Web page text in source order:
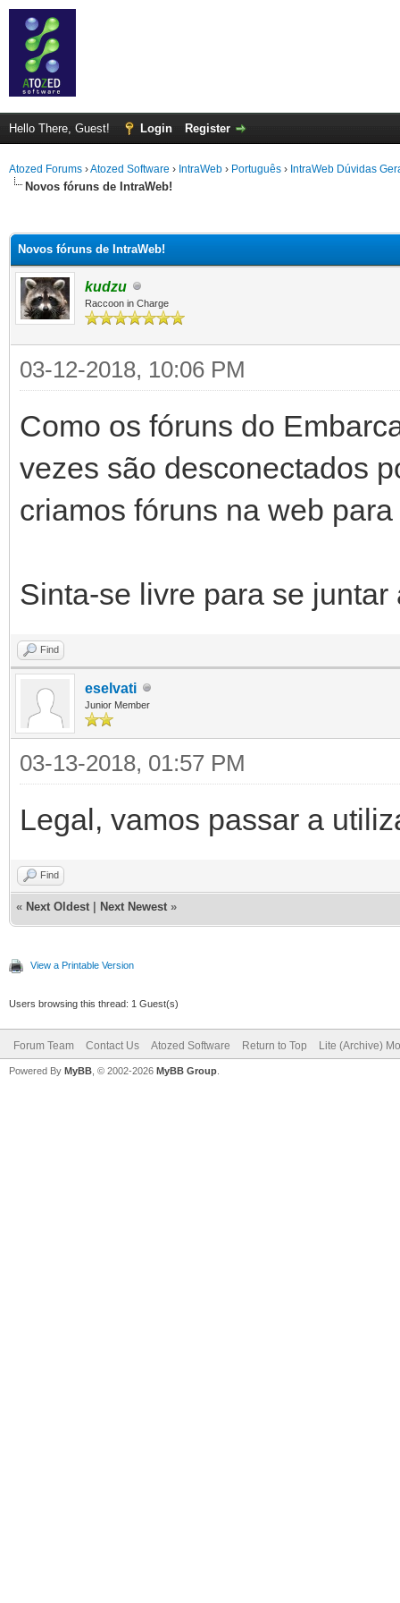
Hello There, Guest! Login Register
Atozed Forums ›Atozed Software › IntraWeb › Português › IntraWeb Dúvidas
Novos fóruns de IntraWeb!
Novos fóruns de IntraWeb!
kudzu
Raccoon in Charge
03-12-2018, 10:06 PM
Como os fóruns do
vezes são desconectados
criamos fóruns na web
Sinta-se livre para se
Find
eselvati
Junior Member
03-13-2018, 01:57 PM
Legal, vamos passar a
Find
« Next Oldest Next Newest »
View a Printable Version
Users browsing this thread: 1 Guest(s)
Forum Team Contact Us Atozed Software Return to Top Lite (Archive)
Powered By MyBB , © 2002-2026 MyBB Group